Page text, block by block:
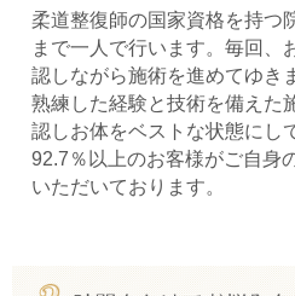
柔道整復師の国家資格を持つ
まで一人で行います。毎回、
認しながら施術を進めてゆき
熟練した経験と技術を備えた
認しお体をベストな状態にし
92.7％以上のお客様がご自身
いただいております。